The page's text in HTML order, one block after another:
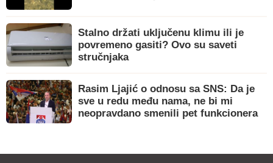
Stalno držati uključenu klimu ili je
povremeno gasiti? Ovo su saveti
stručnjaka
Rasim Ljajić o odnosu sa SNS: Da je
sve u redu među nama, ne bi mi
neopravdano smenili pet funkcionera